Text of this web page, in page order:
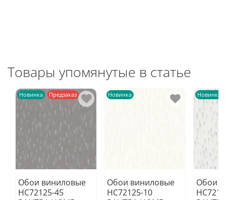
Товары упомянутые в статье
Новинка Предзаказ
Обои виниловые
HC72125-45
Новинка
Обои виниловые
HC72125-10
Новинка
Обои